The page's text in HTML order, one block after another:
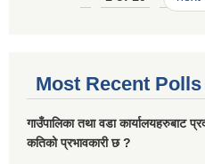
Most Recent Polls
गाउँपालिका तथा वडा कार्यालयहरुबाट
कतिको प्रभावकारी छ ?